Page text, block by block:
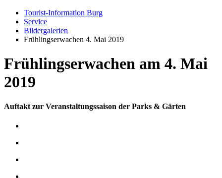
Tourist-Information Burg
Service
Bildergalerien
Frühlingserwachen 4. Mai 2019
Frühlingserwachen am 4. Mai
2019
Auftakt zur Veranstaltungssaison der Parks & Gärten